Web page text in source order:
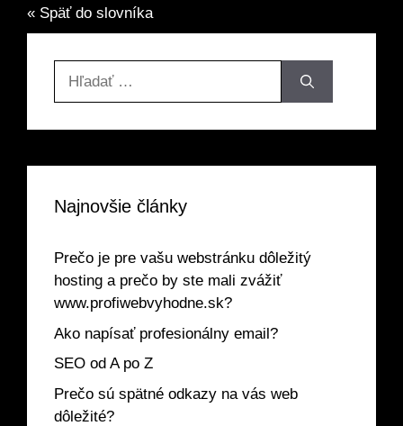
« Späť do slovníka
Najnovšie články
Prečo je pre vašu webstránku dôležitý
hosting a prečo by ste mali zvážiť
www.profiwebvyhodne.sk?
Ako napísať profesionálny email?
SEO od A po Z
Prečo sú spätné odkazy na vás web
dôležité?